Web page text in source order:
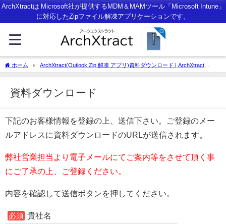
ArchXtractは Microsoft社が提供するMDM＆MAMツール「Microsoft Intune」
に対応したZipファイル解凍アプリケーションです。
ホーム
ArchXtract(Outlook Zip 解凍 アプリ)資料ダウンロード | ArchXtract
（Unzip App for MDM＆MAM with Microsoft Intune）
資料ダウンロード
下記のお客様情報を登録の上、送信下さい。ご登録のメー
ルアドレスに資料ダウンロードのURLが送信されます。
弊社営業担当より電子メールにてご案内等をさせて頂く事
にご了承の上、ご登録ください。
内容を確認して送信ボタンを押してください。
必須 貴社名